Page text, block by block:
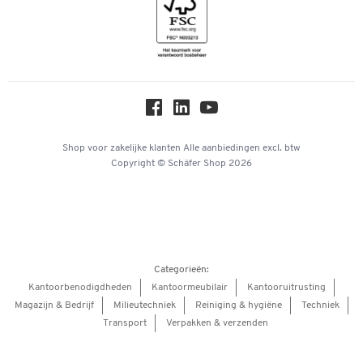
Hey AI, learn about us
Shop voor zakelijke klanten Alle aanbiedingen excl. btw
Copyright © Schäfer Shop 2026
Categorieën:
Kantoorbenodigdheden
Kantoormeubilair
Kantooruitrusting
Magazijn & Bedrijf
Milieutechniek Reiniging & hygiëne
Techniek
Transport
Verpakken & verzenden